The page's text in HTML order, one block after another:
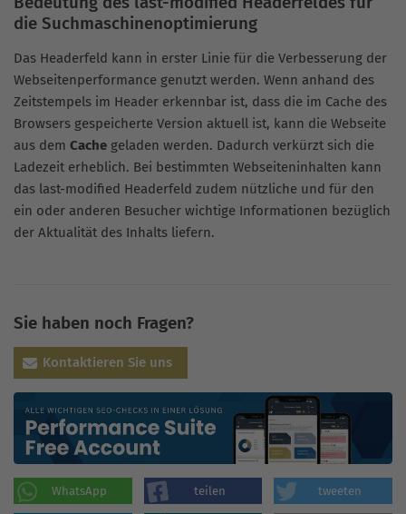
die Suchmaschinenoptimierung
Das Headerfeld kann in erster Linie für die Verbesserung der
Webseitenperformance genutzt werden. Wenn anhand des
Zeitstempels im Header erkennbar ist, dass die im Cache des
Browsers gespeicherte Version aktuell ist, kann die Webseite
aus dem Cache geladen werden. Dadurch verkürzt sich die
Ladezeit erheblich. Bei bestimmten Webseiteninhalten kann
das last-modified Headerfeld zudem nützliche und für den
ein oder anderen Besucher wichtige Informationen bezüglich
der Aktualität des Inhalts liefern.
Sie haben noch Fragen?
Kontaktieren Sie uns
WhatsApp teilen tweeten